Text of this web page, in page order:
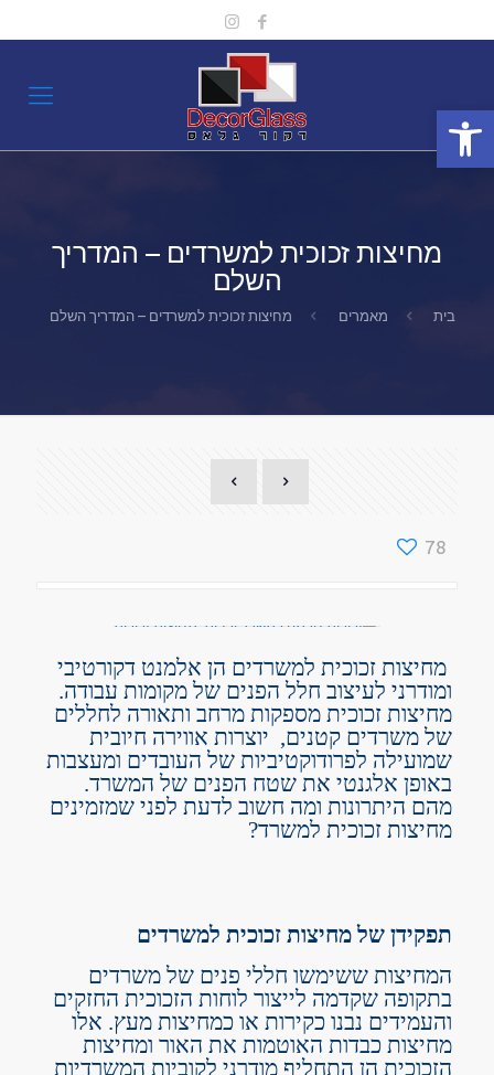
פתח סרגל נגישות
מחיצות זכוכית למשרדים – המדריך
השלם
בית מאמרים מחיצות זכוכית למשרדים – המדריך השלם
78
מחיצות זכוכית למשרדים הן אלמנט דקורטיבי
ומודרני לעיצוב חלל הפנים של מקומות עבודה.
מחיצות זכוכית מספקות מרחב ותאורה לחללים
של משרדים קטנים, יוצרות אווירה חיובית
שמועילה לפרודוקטיביות של העובדים ומעצבות
באופן אלגנטי את שטח הפנים של המשרד.
מהם היתרונות ומה חשוב לדעת לפני שמזמינים
מחיצות זכוכית למשרד?
תפקידן של מחיצות זכוכית למשרדים
המחיצות ששימשו חללי פנים של משרדים
בתקופה שקדמה לייצור לוחות הזכוכית החזקים
והעמידים נבנו כקירות או כמחיצות מעץ. אלו
מחיצות כבדות האוטמות את האור ומחיצות
הזכוכית הן התחליף מודרני לקוביות המשרדיות